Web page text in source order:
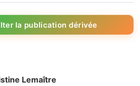
la publication dérivée
Lemaître